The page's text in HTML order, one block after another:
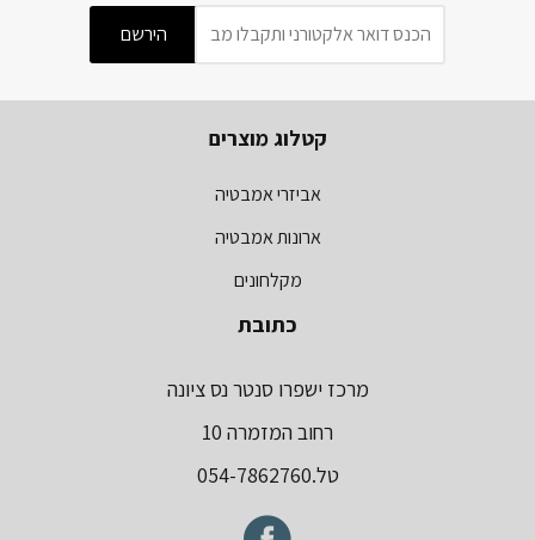
קטלוג מוצרים
אביזרי אמבטיה
ארונות אמבטיה
מקלחונים
כתובת
מרכז ישפרו סנטר נס ציונה
רחוב המזמרה 10
טל.054-7862760